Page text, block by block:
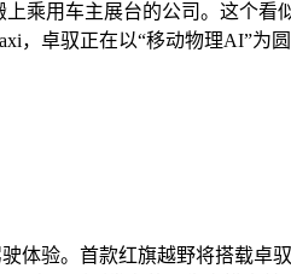
乘用车主展台的公司。这个看
，卓驭正在以“移动物理AI”为
体验。首款红旗越野将搭载卓